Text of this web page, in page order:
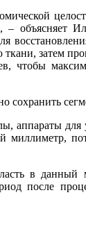
– объясняет
затем
чтобы
сохранить
аппараты для
миллиметр,
в данный
после